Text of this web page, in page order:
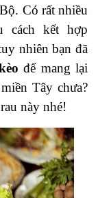
Có rất nhiều
cách kết hợp
nhiên bạn đã
để mang lại
Tây chưa?
này nhé!